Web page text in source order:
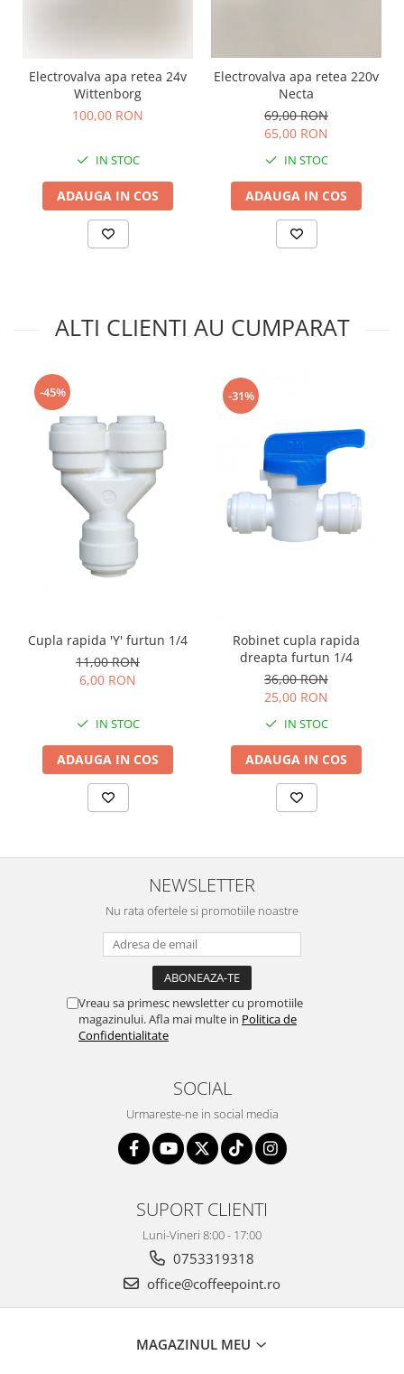
Electrovalva apa retea 24v
Wittenborg
100,00 RON
IN STOC
ADAUGA IN COS
Electrovalva apa retea 220v
Necta
69,00 RON
65,00 RON
IN STOC
ADAUGA IN COS
ALTI CLIENTI AU CUMPARAT
-45%
Cupla rapida 'Y' furtun 1/4
11,00 RON
6,00 RON
IN STOC
ADAUGA IN COS
-31%
Robinet cupla rapida
dreapta furtun 1/4
36,00 RON
25,00 RON
IN STOC
ADAUGA IN COS
NEWSLETTER
Nu rata ofertele si promotiile noastre
Vreau sa primesc newsletter cu promotiile
magazinului. Afla mai multe in Politica de
Confidentialitate
SOCIAL
Urmareste-ne in social media
SUPORT CLIENTI
Luni-Vineri 8:00 - 17:00
0753319318
office@coffeepoint.ro
MAGAZINUL MEU